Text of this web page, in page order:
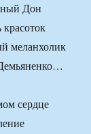
Дон
меланхолик
сердце